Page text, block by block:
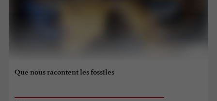
Que nous racontent les fossiles